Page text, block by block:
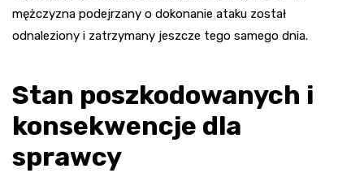
mężczyzna podejrzany o dokonanie ataku został
odnaleziony i zatrzymany jeszcze tego samego dnia.
Stan poszkodowanych i
konsekwencje dla
sprawcy